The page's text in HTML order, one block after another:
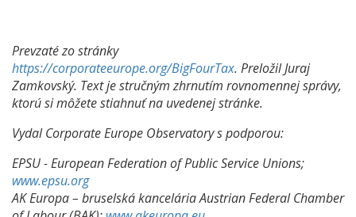
Prevzaté zo stránky
https://corporateeurope.org/BigFourTax. Preložil Juraj
Zamkovský. Text je stručným zhrnutím rovnomennej správy,
ktorú si môžete stiahnuť na uvedenej stránke.
Vydal Corporate Europe Observatory s podporou:
EPSU - European Federation of Public Service Unions;
www.epsu.org
AK Europa – bruselská kancelária Austrian Federal Chamber